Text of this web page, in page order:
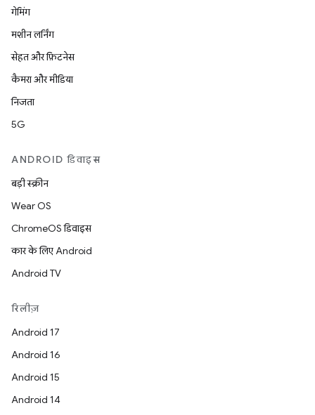
गेमिंग
मशीन लर्निंग
सेहत और फ़िटनेस
कैमरा और मीडिया
निजता
5G
ANDROID डिवाइस
बड़ी स्क्रीन
Wear OS
ChromeOS डिवाइस
कार के लिए Android
Android TV
रिलीज़
Android 17
Android 16
Android 15
Android 14